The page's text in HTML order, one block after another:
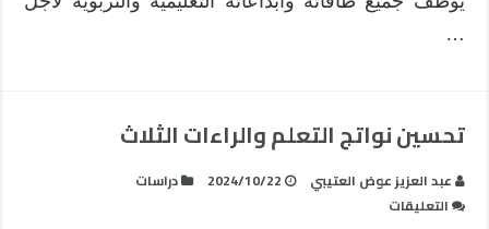
…
تحسين نواتج التعلم والراءات الثلاث
عبد العزيز عوض العتيبي 2024/10/22
دراسات
التعليقات